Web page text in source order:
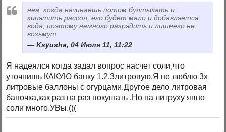
неа, когда начинаешь потом бултыхать и
кипятить рассол, его будет мало и добавляется
вода, поэтому немного разрядить и лишнего не
возьмут
Ksyusha, 04 Июля 11, 11:22
Я надеялся когда задал вопрос насчет соли,что
уточнишь КАКУЮ банку 1.2.3литровую.Я не люблю 3х
литровые баллоны с огурцами.Другое дело литровая
баночка,как раз на раз покушать .Но на литруху явно
соли много.УВы.(((